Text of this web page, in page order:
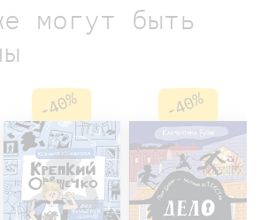
могут быть
-40% -40%